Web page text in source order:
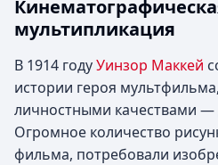
мультипликация
В 1914 годуУинзор Маккей
истории героя
личностными качествами —
Огромное количество
фильма, потребовали